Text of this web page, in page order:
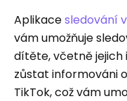
Aplikacesledování
vám umožňuje
dítěte, včetně jejich
zůstat informováni
TikTok, což vám